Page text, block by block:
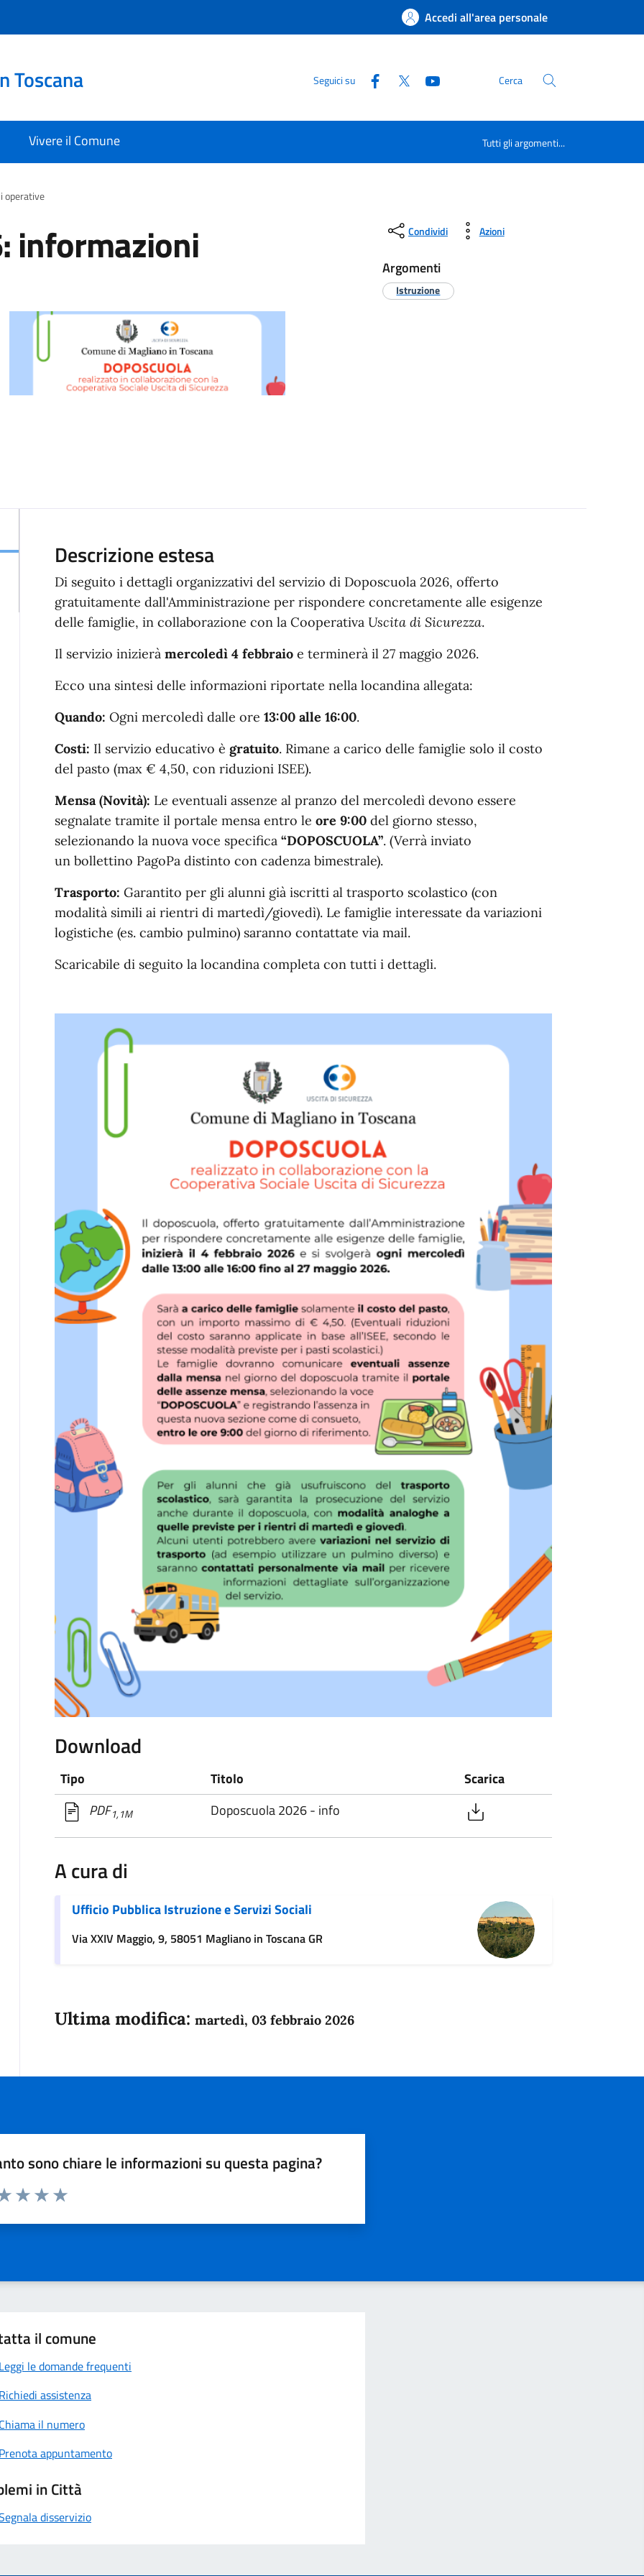
Accedi all'area personale
Toscana Seguici su Cerca
Vivere il Comune Tutti gli argomenti...
operative
informazioni Condividi Azioni
Argomenti
Istruzione
Descrizione estesa
Di seguito i dettagli organizzativi del servizio di Doposcuola 2026, offerto
gratuitamente dall'Amministrazione per rispondere concretamente alle esigenze
delle famiglie, in collaborazione con la Cooperativa Uscita di Sicurezza.
Il servizio inizierà mercoledì 4 febbraioe terminerà il 27 maggio 2026.
Ecco una sintesi delle informazioni riportate nella locandina allegata:
Quando: Ogni mercoledì dalle ore 13:00 alle 16:00.
Costi: Il servizio educativo è gratuito. Rimane a carico delle famiglie solo il costo
del pasto (max € 4,50, con riduzioni ISEE).
Mensa (Novità): Le eventuali assenze al pranzo del mercoledì devono essere
segnalate tramite il portale mensa entro le ore 9:00del giorno stesso,
selezionando la nuova voce specifica “DOPOSCUOLA”. (Verrà inviato
un bollettino PagoPa distinto con cadenza bimestrale).
Trasporto: Garantito per gli alunni già iscritti al trasporto scolastico (con
modalità simili ai rientri di martedì/giovedì). Le famiglie interessate da variazioni
logistiche (es. cambio pulmino) saranno contattate via mail.
Scaricabile di seguito la locandina completa con tutti i dettagli.
Download
Tipo Titolo
Scarica
PDF1,1M Doposcuola 2026 - info
A cura di
Ufficio Pubblica Istruzione e Servizi Sociali
Via XXIV Maggio, 9, 58051 Magliano in Toscana GR
Ultima modifica: martedì, 03 febbraio 2026
sono chiare le informazioni su questa pagina?
1 a 5 stelle la pagina
il comune
Leggi le domande frequenti
Richiedi assistenza
Chiama il numero
Prenota appuntamento
in Città
disservizio